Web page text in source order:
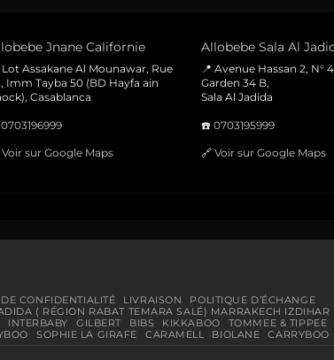
Jnane Californie
Lot Assakane Al Mounawar, Rue
Imm Tayba 50 (BD Hayfa ain
Casablanca
0703196999
Voir sur Google Maps
Allobebe Sala Al
📍 Avenue Hassan 2, N°
Garden 34 B,
Sala Al Jadida
☎️ 0703195999
🔗 Voir sur Google Maps
CONFIDENTIALITÉ LIVRAISON
POLITIQUE D’ÉCHANGE
( RÉGION RABAT TEMARA SALÉ) MARRAKECH IZDIHAR
INTERBABY GILBERT BIBS KIKKABOO TOMMEE & TIPPEE
SOPHIE LA GIRAFE CARAMELL BIOLANE CARRYBOO